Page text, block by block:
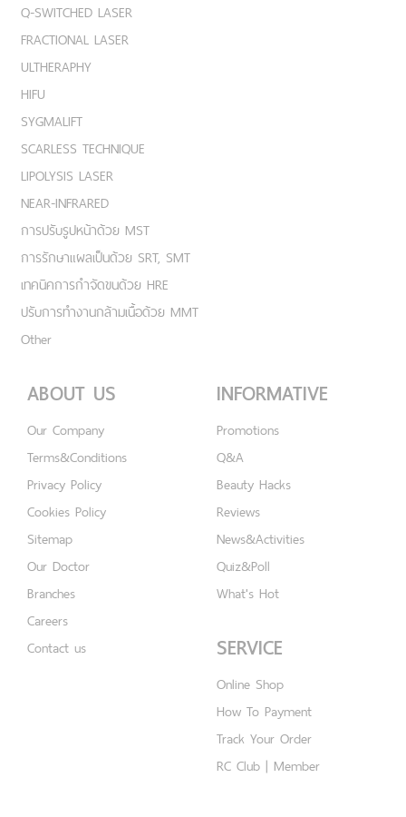
Q-SWITCHED LASER
FRACTIONAL LASER
ULTHERAPHY
HIFU
SYGMALIFT
SCARLESS TECHNIQUE
LIPOLYSIS LASER
NEAR-INFRARED
การปรับรูปหน้าด้วย MST
การรักษาแผลเป็นด้วย SRT, SMT
เทคนิคการกำจัดขนด้วย HRE
ปรับการทำงานกล้ามเนื้อด้วย MMT
Other
ABOUT US
Our Company
Terms&Conditions
Privacy Policy
Cookies Policy
Sitemap
Our Doctor
Branches
Careers
Contact us
INFORMATIVE
Promotions
Q&A
Beauty Hacks
Reviews
News&Activities
Quiz&Poll
What's Hot
SERVICE
Online Shop
How To Payment
Track Your Order
RC Club | Member